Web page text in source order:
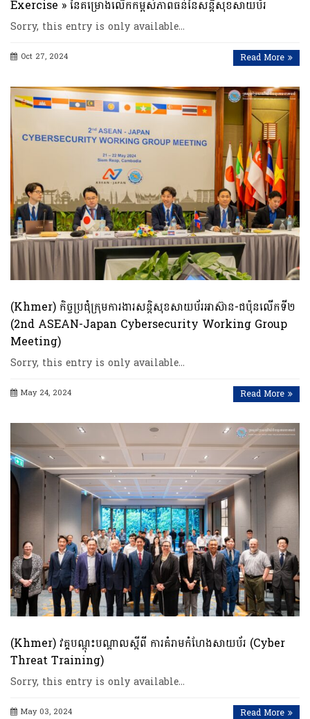
Exercise » នៃគម្រោងលើកកម្ពស់ភាពធន់នៃសន្តិសុខសាយប័រ
Sorry, this entry is only available…
Oct 27, 2024 Read More
(Khmer) កិច្ចប្រជុំក្រុមការងារសន្តិសុខសាយប័រអាស៊ាន-ជប៉ុនលើកទី២
(2nd ASEAN-Japan Cybersecurity Working Group
Meeting)
Sorry, this entry is only available…
May 24, 2024 Read More
(Khmer) វគ្គបណ្តុះបណ្តាលស្តីពី ការគំរាមកំហែងសាយប័រ (Cyber
Threat Training)
Sorry, this entry is only available…
May 03, 2024 Read More